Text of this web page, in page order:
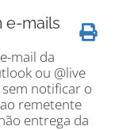
e-mails
mail da
ou @live
notificar o
remetente
entrega da